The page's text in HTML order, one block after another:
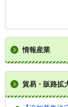
情報産業
貿易・販路拡